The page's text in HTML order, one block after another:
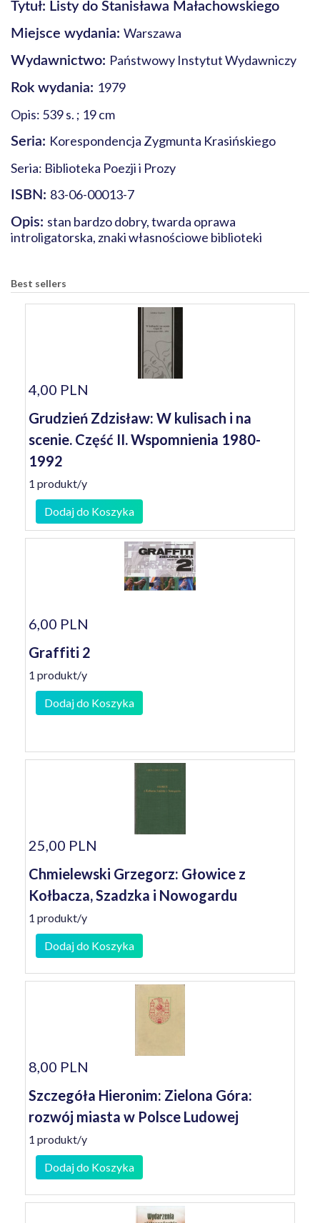
Tytuł: Listy do Stanisława Małachowskiego
Miejsce wydania: Warszawa
Wydawnictwo: Państwowy Instytut Wydawniczy
Rok wydania: 1979
Opis: 539 s. ; 19 cm
Seria: Korespondencja Zygmunta Krasińskiego
Seria: Biblioteka Poezji i Prozy
ISBN: 83-06-00013-7
Opis: stan bardzo dobry, twarda oprawa
introligatorska, znaki własnościowe biblioteki
Best sellers
4,00 PLN
Grudzień Zdzisław: W kulisach i na
scenie. Część II. Wspomnienia 1980-
1992
1 produkt/y
Dodaj do Koszyka
6,00 PLN
Graffiti 2
1 produkt/y
Dodaj do Koszyka
25,00 PLN
Chmielewski Grzegorz: Głowice z
Kołbacza, Szadzka i Nowogardu
1 produkt/y
Dodaj do Koszyka
8,00 PLN
Szczegóła Hieronim: Zielona Góra:
rozwój miasta w Polsce Ludowej
1 produkt/y
Dodaj do Koszyka